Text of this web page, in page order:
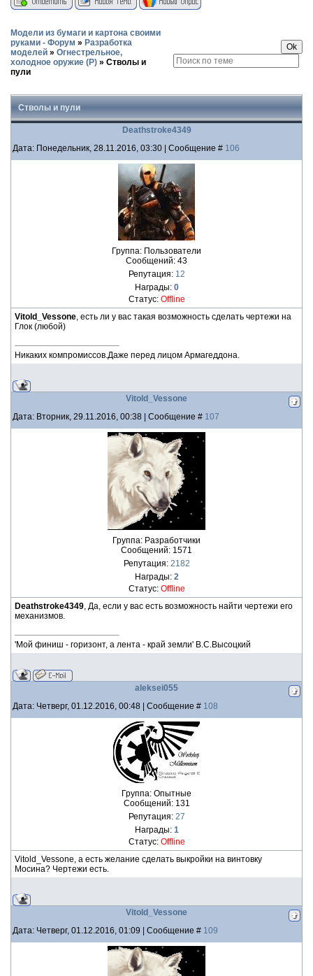
Модели из бумаги и картона своими
руками - Форум » Разработка
моделей » Огнестрельное,
холодное оружие (Р) » Стволы и
пули
Стволы и пули
Deathstroke4349
Дата: Понедельник, 28.11.2016, 03:30 | Сообщение # 106
Группа: Пользователи
Сообщений: 43
Репутация: 12
Награды: 0
Статус: Offline
Vitold_Vessone, есть ли у вас такая возможность сделать чертежи на
Глок (любой)
Никаких компромиссов.Даже перед лицом Армагеддона.
Vitold_Vessone
Дата: Вторник, 29.11.2016, 00:38 | Сообщение # 107
Группа: Разработчики
Сообщений: 1571
Репутация: 2182
Награды: 2
Статус: Offline
Deathstroke4349, Да, если у вас есть возможность найти чертежи его
механизмов.
'Мой финиш - горизонт, а лента - край земли' В.С.Высоцкий
aleksei055
Дата: Четверг, 01.12.2016, 00:48 | Сообщение # 108
Группа: Опытные
Сообщений: 131
Репутация: 27
Награды: 1
Статус: Offline
Vitold_Vessone, а есть желание сделать выкройки на винтовку
Мосина? Чертежи есть.
Vitold_Vessone
Дата: Четверг, 01.12.2016, 01:09 | Сообщение # 109